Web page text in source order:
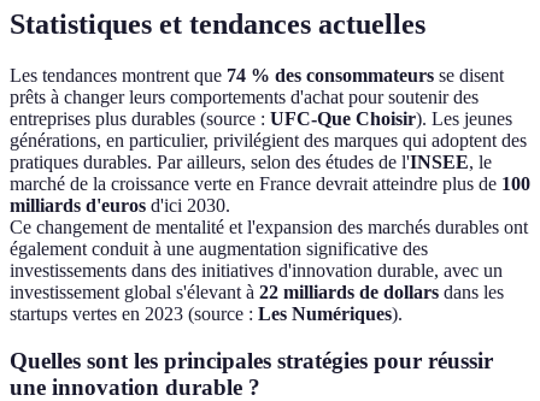
Statistiques et tendances actuelles
Les tendances montrent que 74 % des consommateurs se disent
prêts à changer leurs comportements d'achat pour soutenir des
entreprises plus durables (source : UFC-Que Choisir). Les jeunes
générations, en particulier, privilégient des marques qui adoptent des
pratiques durables. Par ailleurs, selon des études de l'INSEE, le
marché de la croissance verte en France devrait atteindre plus de 100
milliards d'euros d'ici 2030.
Ce changement de mentalité et l'expansion des marchés durables ont
également conduit à une augmentation significative des
investissements dans des initiatives d'innovation durable, avec un
investissement global s'élevant à 22 milliards de dollars dans les
startups vertes en 2023 (source : Les Numériques).
Quelles sont les principales stratégies pour réussir
une innovation durable ?